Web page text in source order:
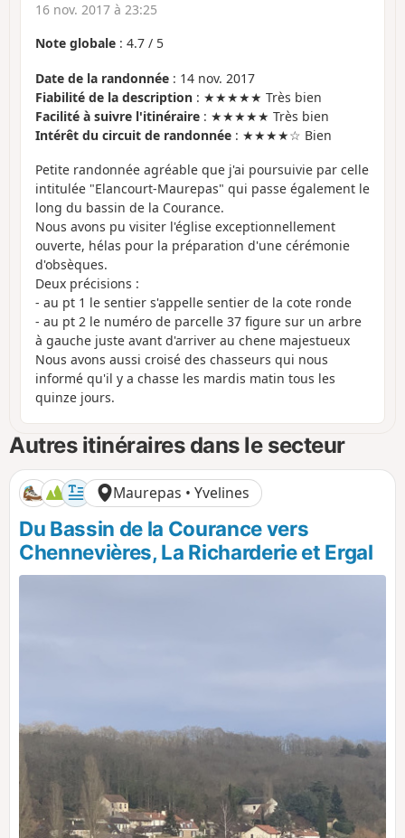
16 nov. 2017 à 23:25
Note globale : 4.7 / 5
Date de la randonnée : 14 nov. 2017
Fiabilité de la description : ★★★★★ Très bien
Facilité à suivre l'itinéraire : ★★★★★ Très bien
Intérêt du circuit de randonnée : ★★★★☆ Bien
Petite randonnée agréable que j'ai poursuivie par celle
intitulée "Elancourt-Maurepas" qui passe également le
long du bassin de la Courance.
Nous avons pu visiter l'église exceptionnellement
ouverte, hélas pour la préparation d'une cérémonie
d'obsèques.
Deux précisions :
- au pt 1 le sentier s'appelle sentier de la cote ronde
- au pt 2 le numéro de parcelle 37 figure sur un arbre
à gauche juste avant d'arriver au chene majestueux
Nous avons aussi croisé des chasseurs qui nous
informé qu'il y a chasse les mardis matin tous les
quinze jours.
Autres itinéraires dans le secteur
Maurepas • Yvelines
Du Bassin de la Courance vers
Chennevières, La Richarderie et Ergal